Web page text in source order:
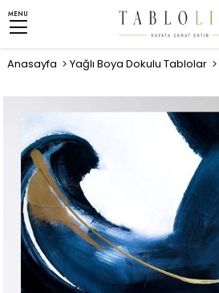
MENU
Anasayfa Yağlı Boya Dokulu Tablolar